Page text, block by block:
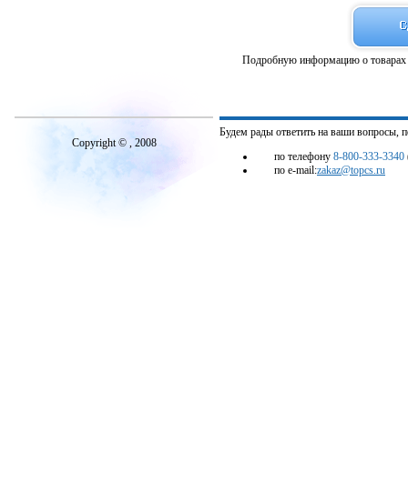
Подробную информацию о товарах
Copyright © , 2008
Будем рады ответить на ваши вопросы,
по телефону 8-800-333-3340
по e-mail:zakaz@topcs.ru